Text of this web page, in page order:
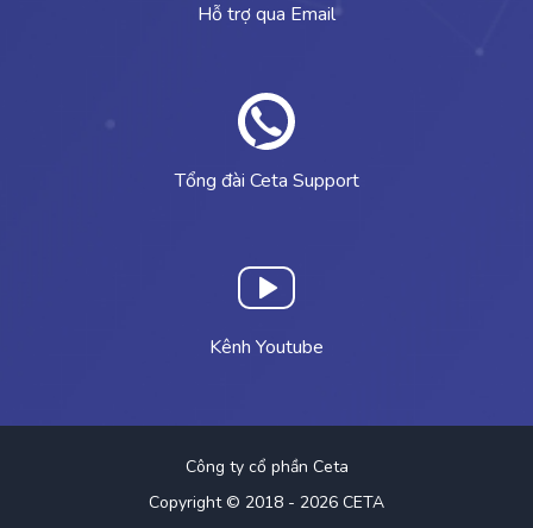
Hỗ trợ qua Email
Tổng đài Ceta Support
Kênh Youtube
Công ty cổ phần Ceta
Copyright © 2018 - 2026 CETA